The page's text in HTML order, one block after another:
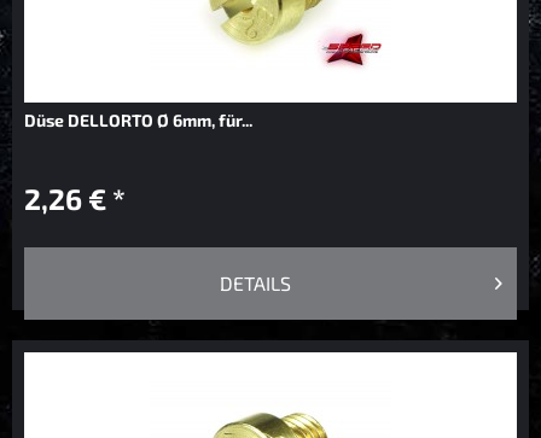
Düse DELLORTO Ø 6mm, für...
2,26 € *
DETAILS